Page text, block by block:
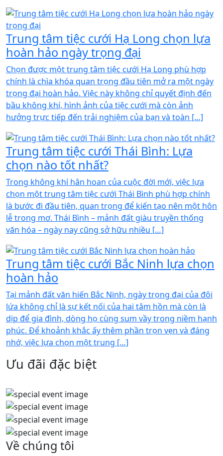
Trung tâm tiệc cưới Hạ Long chọn lựa
hoàn hảo ngày trọng đại
Chọn được một trung tâm tiệc cưới Hạ Long phù hợp
chính là chìa khóa quan trọng đầu tiên mở ra một ngày
trọng đại hoàn hảo. Việc này không chỉ quyết định đến
bầu không khí, hình ảnh của tiệc cưới mà còn ảnh
hưởng trực tiếp đến trải nghiệm của bạn và toàn […]
Trung tâm tiệc cưới Thái Bình: Lựa
chọn nào tốt nhất?
Trong không khí hân hoan của cuộc đời mới, việc lựa
chọn một trung tâm tiệc cưới Thái Bình phù hợp chính
là bước đi đầu tiên, quan trọng để kiến tạo nên một hôn
lễ trong mơ. Thái Bình – mảnh đất giàu truyền thống
văn hóa – ngày nay cũng sở hữu nhiều […]
Trung tâm tiệc cưới Bắc Ninh lựa chọn
hoàn hảo
Tại mảnh đất văn hiến Bắc Ninh, ngày trọng đại của đôi
lứa không chỉ là sự kết nối của hai tâm hồn mà còn là
dịp để gia đình, dòng họ cùng sum vầy trong niềm hạnh
phúc. Để khoảnh khắc ấy thêm phần trọn vẹn và đáng
nhớ, việc lựa chọn một trung […]
Ưu đãi đặc biệt
Về chúng tôi